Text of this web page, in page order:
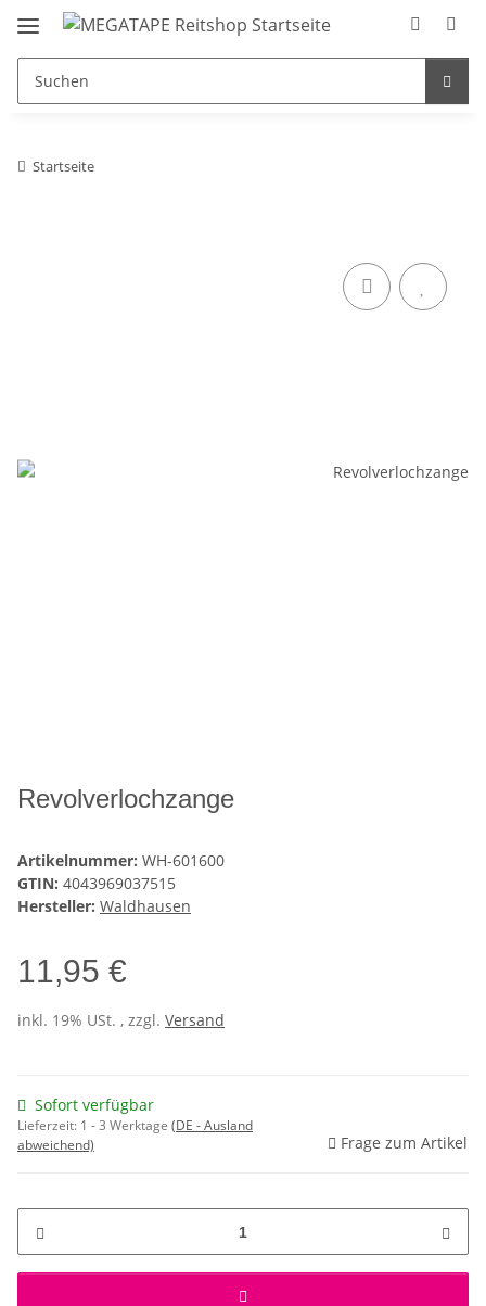
Startseite
Revolverlochzange
Artikelnummer: WH-601600
GTIN: 4043969037515
Hersteller: Waldhausen
11,95 €
inkl. 19% USt. , zzgl. Versand
Sofort verfügbar
Lieferzeit: 1 - 3 Werktage (DE - Ausland
abweichend)
Frage zum Artikel